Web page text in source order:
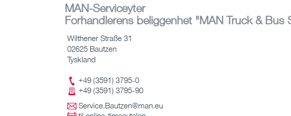
MAN-Serviceyter
Forhandlerens beliggenhet "MAN Truck & Bus
Wilthener Straße 31
02625 Bautzen
Tyskland
+49 (3591) 3795-0
+49 (3591) 3795-90
Service.Bautzen@man.eu